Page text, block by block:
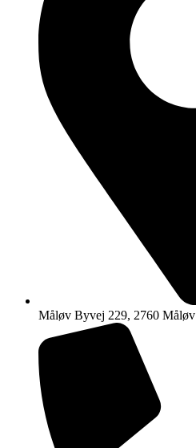
Måløv Byvej 229, 2760 Måløv